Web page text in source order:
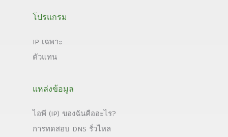
โปรแกรม
IP เฉพาะ
ตัวแทน
แหล่งข้อมูล
ไอพี (IP) ของฉันคืออะไร?
การทดสอบ DNS รั่วไหล